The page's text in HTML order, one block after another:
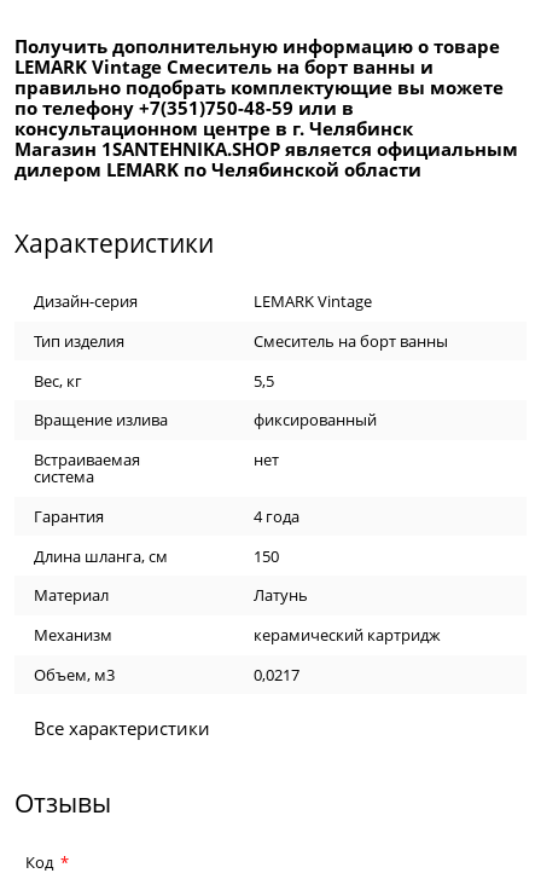
Получить дополнительную информацию о товаре
LEMARK Vintage Смеситель на борт ванны и
правильно подобрать комплектующие вы можете
по телефону +7(351)750-48-59 или в
консультационном центре в г. Челябинск
Магазин 1SANTEHNIKA.SHOP является официальным
дилером LEMARK по Челябинской области
Характеристики
Дизайн-серия
LEMARK Vintage
Тип изделия
Смеситель на борт ванны
Вес, кг
5,5
Вращение излива
фиксированный
Встраиваемая
система
нет
Гарантия
4 года
Длина шланга, см
150
Материал
Латунь
Механизм
керамический картридж
Объем, м3
0,0217
Все характеристики
Отзывы
Код